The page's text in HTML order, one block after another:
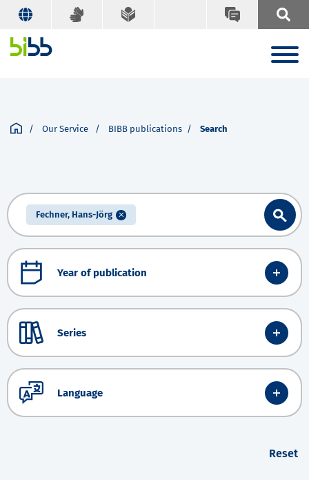
Our Service BIBB publications Search
Fechner, Hans-Jörg
Year of publication
Series
Language
Reset